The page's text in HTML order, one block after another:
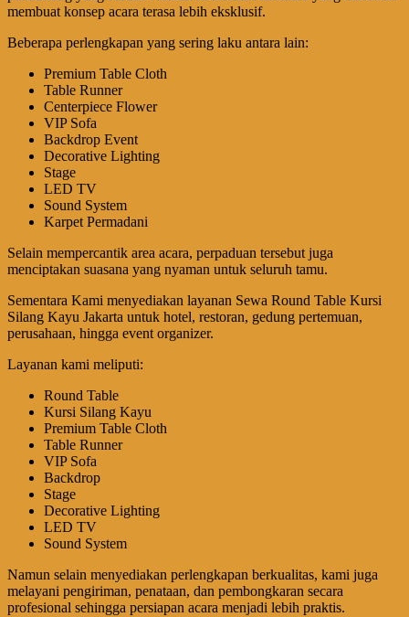
membuat konsep acara terasa lebih eksklusif.
Beberapa perlengkapan yang sering laku antara lain:
Premium Table Cloth
Table Runner
Centerpiece Flower
VIP Sofa
Backdrop Event
Decorative Lighting
Stage
LED TV
Sound System
Karpet Permadani
Selain mempercantik area acara, perpaduan tersebut juga
menciptakan suasana yang nyaman untuk seluruh tamu.
Sementara Kami menyediakan layanan Sewa Round Table Kursi
Silang Kayu Jakarta untuk hotel, restoran, gedung pertemuan,
perusahaan, hingga event organizer.
Layanan kami meliputi:
Round Table
Kursi Silang Kayu
Premium Table Cloth
Table Runner
VIP Sofa
Backdrop
Stage
Decorative Lighting
LED TV
Sound System
Namun selain menyediakan perlengkapan berkualitas, kami juga
melayani pengiriman, penataan, dan pembongkaran secara
profesional sehingga persiapan acara menjadi lebih praktis.